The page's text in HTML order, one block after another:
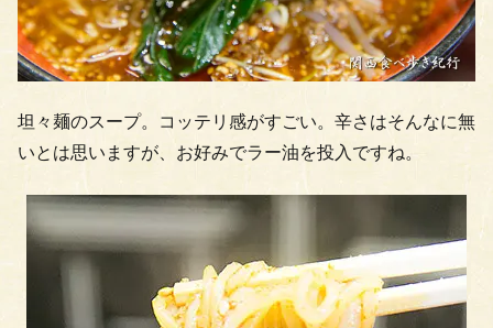
坦々麺のスープ。コッテリ感がすごい。辛さはそんなに無
いとは思いますが、お好みでラー油を投入ですね。